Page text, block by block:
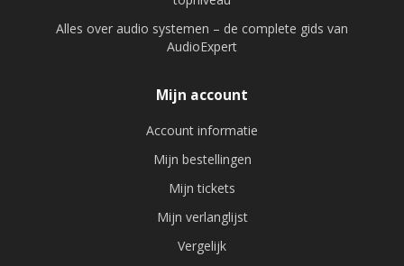
Alles over audio systemen – de complete gids van
AudioExpert
Mijn account
Account informatie
Mijn bestellingen
Mijn tickets
Mijn verlanglijst
Vergelijk